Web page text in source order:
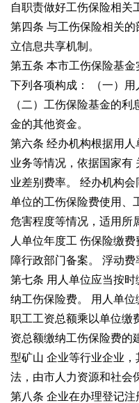
自职责做好工伤保险相关
第四条 与工伤保险相关
立信息共享机制。
第五条 本市工伤保险基
下列各项构成：
（一）
（二）工伤保险基金的利
金的其他资金。
第六条 经办机构根据用
业务等情况，依据国家有
业差别费率。 经办机构会
单位的工伤保险费使用、
危害程度等情况，适用所
人单位年度工 伤保险缴费
障行政部门备案。 浮动费
第七条 用人单位应当按
纳工伤保险费。
用人单
职工工资总额乘以单位缴
资总额缴纳工伤保险费的
型矿山 企业等行业企业
法，由市人力资源和社会
第八条 企业在办理登记注